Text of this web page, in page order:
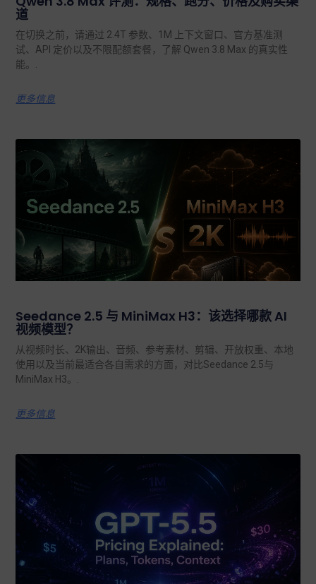
道
在切换之前，请通过 2.4T 参数、1M 上下文窗口、官方基准测
试、API 定价以及不限配额套餐，了解 Qwen 3.8 Max 的真实性
能。.
更多信息
Seedance 2.5 与 MiniMax H3：该选择哪款 AI
视频模型？
从视频时长、2K输出、音频、参考素材、剪辑、开放权重、本地
使用以及当前最适合各自需求的方面，对比Seedance 2.5与
MiniMax H3。.
更多信息